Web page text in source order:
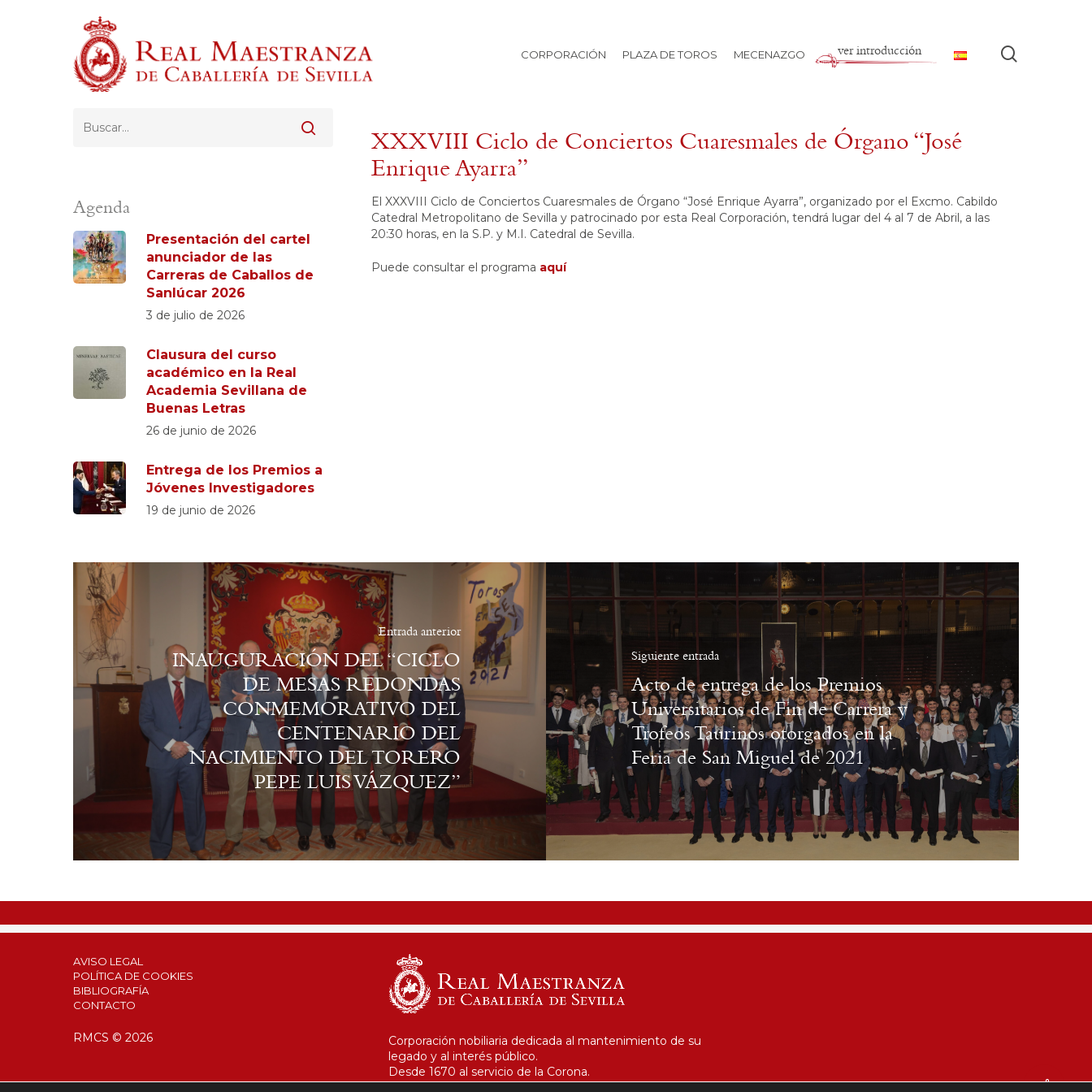
CORPORACIÓN PLAZA DE TOROS MECENAZGO ver introducción
XXXVIII Ciclo de Conciertos Cuaresmales de Órgano “José
Enrique Ayarra”
El XXXVIII Ciclo de Conciertos Cuaresmales de Órgano “José Enrique Ayarra”, organizado por el Excmo. Cabildo
Catedral Metropolitano de Sevilla y patrocinado por esta Real Corporación, tendrá lugar del 4 al 7 de Abril, a las
20:30 horas, en la S.P. y M.I. Catedral de Sevilla.
Puede consultar el programa aquí
Agenda
Presentación del cartel
anunciador de las
Carreras de Caballos de
Sanlúcar 2026
3 de julio de 2026
Clausura del curso
académico en la Real
Academia Sevillana de
Buenas Letras
26 de junio de 2026
Entrega de los Premios a
Jóvenes Investigadores
19 de junio de 2026
Entrada anterior
INAUGURACIÓN DEL “CICLO
DE MESAS REDONDAS
CONMEMORATIVO DEL
CENTENARIO DEL
NACIMIENTO DEL TORERO
PEPE LUIS VÁZQUEZ”
Siguiente entrada
Acto de entrega de los Premios
Universitarios de Fin de Carrera y
Trofeos Taurinos otorgados en la
Feria de San Miguel de 2021
AVISO LEGAL
POLÍTICA DE COOKIES
BIBLIOGRAFÍA
CONTACTO
RMCS © 2026
Corporación nobiliaria dedicada al mantenimiento de su
legado y al interés público.
Desde 1670 al servicio de la Corona.